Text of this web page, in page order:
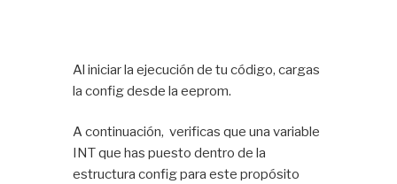
Al iniciar la ejecución de tu código, cargas
la config desde la eeprom.
A continuación, verificas que una variable
INT que has puesto dentro de la
estructura config para este propósito